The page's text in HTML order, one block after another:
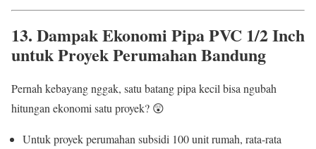
13. Dampak Ekonomi Pipa PVC 1/2 Inch
untuk Proyek Perumahan Bandung
Pernah kebayang nggak, satu batang pipa kecil bisa ngubah
hitungan ekonomi satu proyek? 😲
Untuk proyek perumahan subsidi 100 unit rumah, rata-rata